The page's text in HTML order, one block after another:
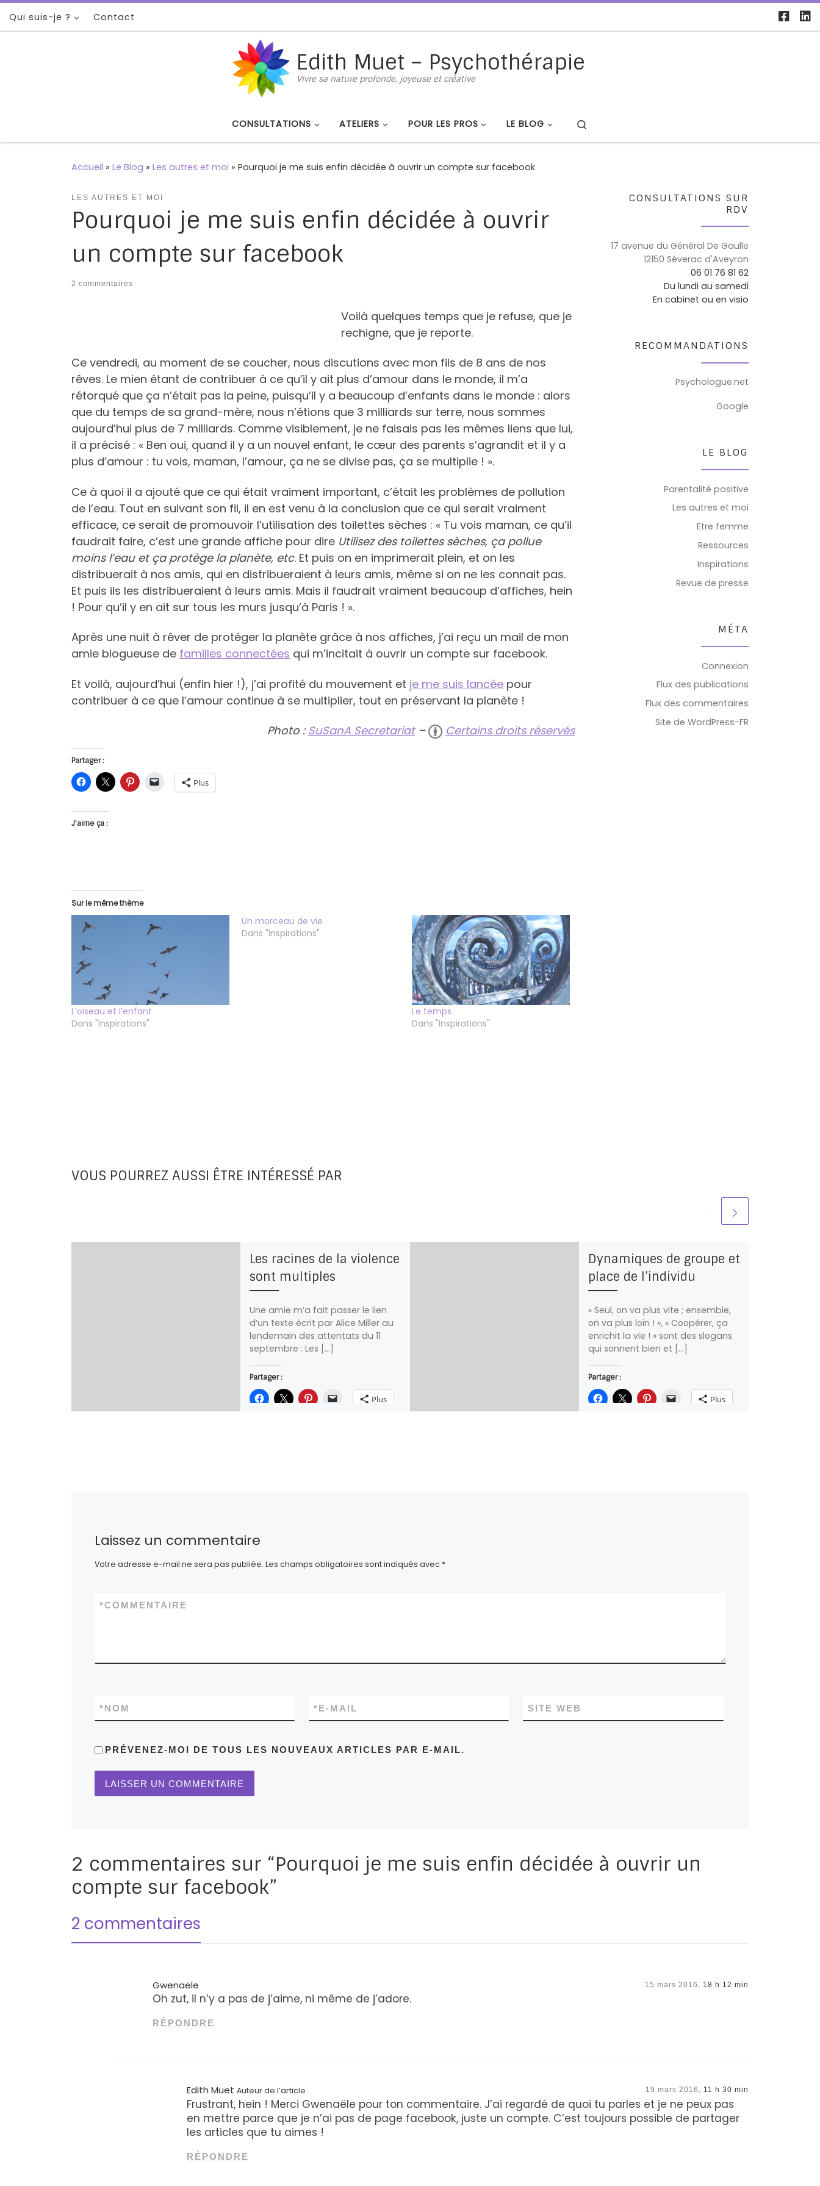
Passer au contenu
Qui suis-je ? Contact
Edith Muet – Psychothérapie
Vivre sa nature profonde, joyeuse et créative
CONSULTATIONS ATELIERS POUR LES PROS LE BLOG
Accueil » Le Blog » Les autres et moi » Pourquoi je me suis enfin décidée à ouvrir un compte sur facebook
LES AUTRES ET MOI
Pourquoi je me suis enfin décidée à ouvrir
un compte sur facebook
2 commentaires
Voilà quelques temps que je refuse, que je
rechigne, que je reporte.
Ce vendredi, au moment de se coucher, nous discutions avec mon fils de 8 ans de nos
rêves. Le mien étant de contribuer à ce qu’il y ait plus d’amour dans le monde, il m’a
rétorqué que ça n’était pas la peine, puisqu’il y a beaucoup d’enfants dans le monde : alors
que du temps de sa grand-mère, nous n’étions que 3 milliards sur terre, nous sommes
aujourd’hui plus de 7 milliards. Comme visiblement, je ne faisais pas les mêmes liens que lui,
il a précisé : « Ben oui, quand il y a un nouvel enfant, le cœur des parents s’agrandit et il y a
plus d’amour : tu vois, maman, l’amour, ça ne se divise pas, ça se multiplie ! ».
Ce à quoi il a ajouté que ce qui était vraiment important, c’était les problèmes de pollution
de l’eau. Tout en suivant son fil, il en est venu à la conclusion que ce qui serait vraiment
efficace, ce serait de promouvoir l’utilisation des toilettes sèches : « Tu vois maman, ce qu’il
faudrait faire, c’est une grande affiche pour dire Utilisez des toilettes sèches, ça pollue
moins l’eau et ça protège la planète, etc. Et puis on en imprimerait plein, et on les
distribuerait à nos amis, qui en distribueraient à leurs amis, même si on ne les connait pas.
Et puis ils les distribueraient à leurs amis. Mais il faudrait vraiment beaucoup d’affiches, hein
! Pour qu’il y en ait sur tous les murs jusqu’à Paris ! ».
Après une nuit à rêver de protéger la planète grâce à nos affiches, j’ai reçu un mail de mon
amie blogueuse de familles connectées qui m’incitait à ouvrir un compte sur facebook.
Et voilà, aujourd’hui (enfin hier !), j’ai profité du mouvement et je me suis lancée pour
contribuer à ce que l’amour continue à se multiplier, tout en préservant la planète !
Photo : SuSanA Secretariat– Certains droits réservés
Partager :
Plus
J’aime ça :
Sur le même thème
L’oiseau et l’enfant
Dans "Inspirations"
Un morceau de vie
Dans "Inspirations"
Le temps
Dans "Inspirations"
VOUS POURREZ AUSSI ÊTRE INTÉRESSÉ PAR
Les racines de la violence
sont multiples
Une amie m’a fait passer le lien
d’un texte écrit par Alice Miller au
lendemain des attentats du 11
septembre : Les […]
Partager :
Plus
Dynamiques de groupe et
place de l’individu
« Seul, on va plus vite ; ensemble,
on va plus loin ! », « Coopérer, ça
enrichit la vie ! » sont des slogans
qui sonnent bien et […]
Partager :
Plus
Laissez un commentaire
Votre adresse e-mail ne sera pas publiée. Les champs obligatoires sont indiqués avec *
COMMENTAIRE
*
NOM
* E-MAIL
* SITE WEB
PRÉVENEZ-MOI DE TOUS LES NOUVEAUX ARTICLES PAR E-MAIL.
2 commentaires sur “Pourquoi je me suis enfin décidée à ouvrir un
compte sur facebook”
2 commentaires
Gwenaële 15 mars 2016, 18 h 12 min
Oh zut, il n’y a pas de j’aime, ni même de j’adore.
RÉPONDRE
Edith Muet Auteur de l’article 19 mars 2016, 11 h 30 min
Frustrant, hein ! Merci Gwenaële pour ton commentaire. J’ai regardé de quoi tu parles et je ne peux pas
en mettre parce que je n’ai pas de page facebook, juste un compte. C’est toujours possible de partager
les articles que tu aimes !
RÉPONDRE
CONSULTATIONS SUR
RDV
17 avenue du Général De Gaulle
12150 Séverac d'Aveyron
06 01 76 81 62
Du lundi au samedi
En cabinet ou en visio
RECOMMANDATIONS
Psychologue.net
Google
LE BLOG
Parentalité positive
Les autres et moi
Etre femme
Ressources
Inspirations
Revue de presse
MÉTA
Connexion
Flux des publications
Flux des commentaires
Site de WordPress-FR